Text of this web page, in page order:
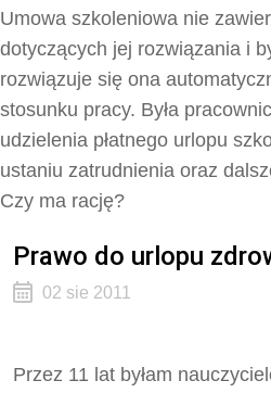
Umowa szkoleniowa nie
dotyczących jej rozwiązania i
rozwiązuje się ona
stosunku pracy. Była
udzielenia płatnego urlopu
ustaniu zatrudnienia oraz
Czy ma rację?
Prawo do urlopu
02 sie 2011
Przez 11 lat byłam